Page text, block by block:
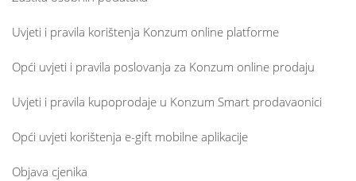
Uvjeti i pravila korištenja Konzum online platforme
Opći uvjeti i pravila poslovanja za Konzum online prodaju
Uvjeti i pravila kupoprodaje u Konzum Smart prodavaonici
Opći uvjeti korištenja e-gift mobilne aplikacije
Objava cjenika